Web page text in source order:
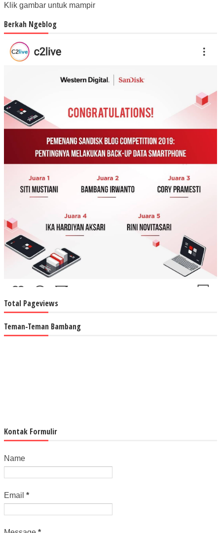
Klik gambar untuk mampir
Berkah Ngeblog
Total Pageviews
Teman-Teman Bambang
Kontak Formulir
Name
Email *